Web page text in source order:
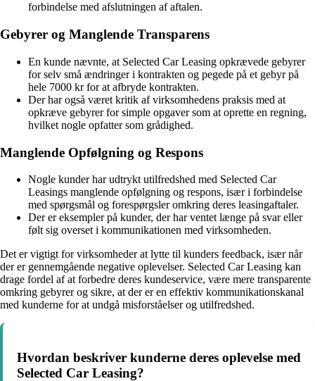
forbindelse med afslutningen af aftalen.
Gebyrer og Manglende Transparens
En kunde nævnte, at Selected Car Leasing opkrævede gebyrer
for selv små ændringer i kontrakten og pegede på et gebyr på
hele 7000 kr for at afbryde kontrakten.
Der har også været kritik af virksomhedens praksis med at
opkræve gebyrer for simple opgaver som at oprette en regning,
hvilket nogle opfatter som grådighed.
Manglende Opfølgning og Respons
Nogle kunder har udtrykt utilfredshed med Selected Car
Leasings manglende opfølgning og respons, især i forbindelse
med spørgsmål og forespørgsler omkring deres leasingaftaler.
Der er eksempler på kunder, der har ventet længe på svar eller
følt sig overset i kommunikationen med virksomheden.
Det er vigtigt for virksomheder at lytte til kunders feedback, især når
der er gennemgående negative oplevelser. Selected Car Leasing kan
drage fordel af at forbedre deres kundeservice, være mere transparente
omkring gebyrer og sikre, at der er en effektiv kommunikationskanal
med kunderne for at undgå misforståelser og utilfredshed.
Hvordan beskriver kunderne deres oplevelse med
Selected Car Leasing?